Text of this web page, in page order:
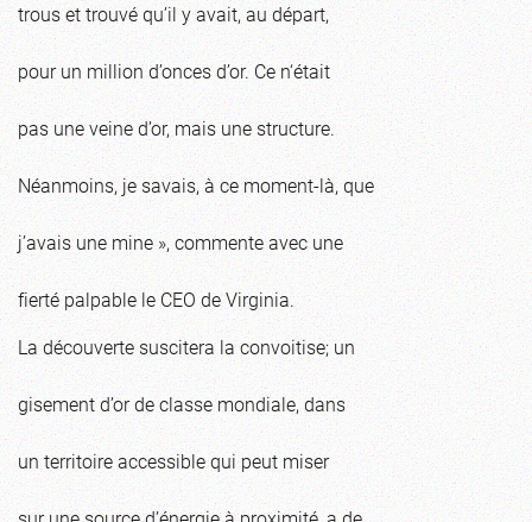
trous et trouvé qu’il y avait, au départ,
pour un million d’onces d’or. Ce n‘était
pas une veine d’or, mais une structure.
Néanmoins, je savais, à ce moment-là, que
j’avais une mine », commente avec une
fierté palpable le CEO de Virginia.
La découverte suscitera la convoitise; un
gisement d’or de classe mondiale, dans
un territoire accessible qui peut miser